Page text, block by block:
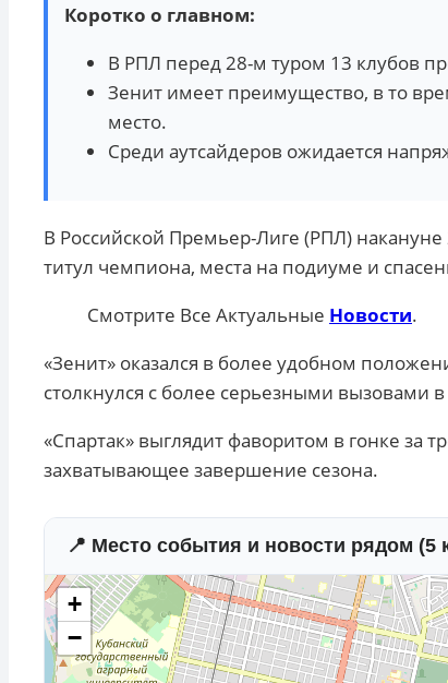
Коротко о главном:
В РПЛ перед 28-м туром 13 клубов
Зенит имеет преимущество, в то
место.
Среди аутсайдеров ожидается
В Российской Премьер-Лиге (РПЛ) накануне
титул чемпиона, места на подиуме и
Смотрите Все Актуальные Новости.
«Зенит» оказался в более удобном
столкнулся с более серьезными вызовами
«Спартак» выглядит фаворитом в гонке за
захватывающее завершение сезона.
📍 Место события и новости рядом (5
+
−